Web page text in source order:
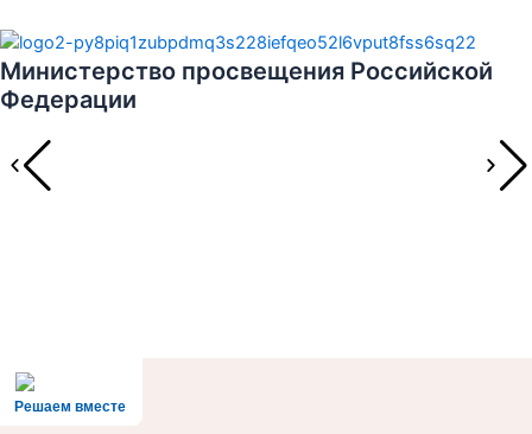
Министерство просвещения Российской
Федерации
Решаем вместе